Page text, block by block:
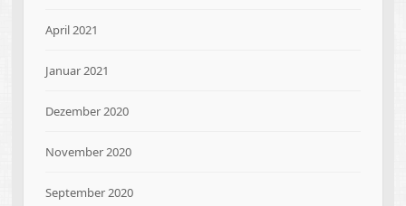
April 2021
Januar 2021
Dezember 2020
November 2020
September 2020